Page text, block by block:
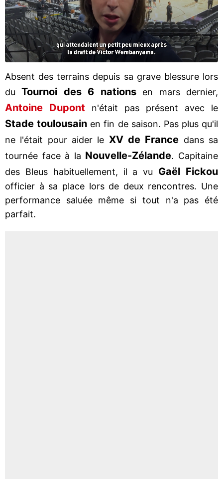
Absent des terrains depuis sa grave blessure lors
du
Tournoi des 6 nationsen mars dernier,
Antoine Dupont n'était pas présent avec le
Stade toulousain en fin de saison. Pas plus qu'il
ne l'était pour aider le XV de France dans sa
tournée face à la Nouvelle-Zélande. Capitaine
des Bleus habituellement, il a vu Gaël Fickou
officier à sa place lors de deux rencontres. Une
performance saluée même si tout n'a pas été
parfait.